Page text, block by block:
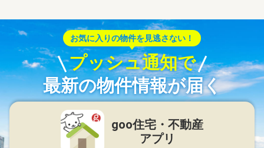
お気に入りの物件を見逃さない！
プッシュ通知で
最新の物件情報が届く
goo住宅・不動産
アプリ